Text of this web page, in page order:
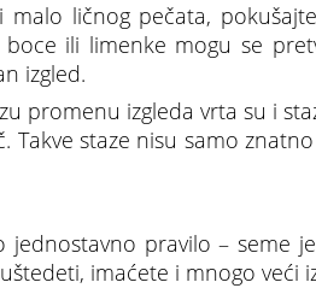
ličnog pečata,
boce ili limenke mogu se
izgled.
promenu izgleda vrta su i
Takve staze nisu samo
jednostavno pravilo – seme
imaćete i mnogo veći